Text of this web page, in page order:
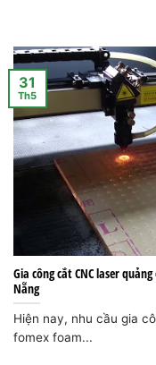
Gia công cắt CNC laser
Nẵng
Hiện nay, nhu cầu gia
fomex foam...
31
Th5